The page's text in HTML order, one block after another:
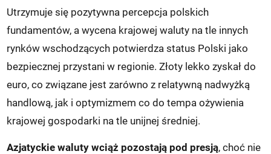
Utrzymuje się pozytywna percepcja polskich
fundamentów, a wycena krajowej waluty na tle innych
rynków wschodzących potwierdza status Polski jako
bezpiecznej przystani w regionie. Złoty lekko zyskał do
euro, co związane jest zarówno z relatywną nadwyżką
handlową, jak i optymizmem co do tempa ożywienia
krajowej gospodarki na tle unijnej średniej.
Azjatyckie waluty wciąż pozostają pod presją, choć nie